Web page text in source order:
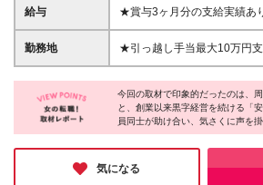
方にピッタリです！／ ★人
成感を味わいたい方 ★一生
入れて、自信を持って活躍し
給与
★賞与3ヶ月分の支給実績あ
+11万円の社員も！ ■月給30万円～+賞与年2回+資格
手当 ※経験やスキルを考慮して決定いたします ※上記
月（期間中の雇用形態・その
ん） 【豊富な資格手当で月収アップもできます！】
☆1種電気工事士：30,000円
☆2級電気施工管理技士：
任技術者：30,000円／月 ☆
勤務地
★引っ越し手当最大10万円
馬勤務／練馬高野台駅付近 【東京営業所】 東京都練
馬区谷原2-1-25 └2026年9月
いただきます ※移転前住所…東京都練馬区谷原1-10-
8 サンハイム谷原第2ビル1F ※転勤なし ※入社時に引
っ越しの必要がある場合、
（最大10万円） (変更の範囲)上記を除く当社関連勤務
地
今回の取材で印象的だったのは、
と、創業以来黒字経営を続ける「
員同士が助け合い、気さくに声を
ていました。また、国家資格の取
員の成長を応援する手厚い体制も
生活を大切にしながら、一生モノ
る環境だと感じました！
気になる